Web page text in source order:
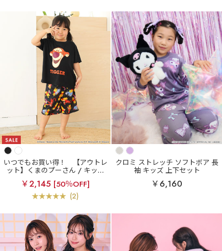
いつでもお買い得！
【アウトレ
ット】くまのプーさん / キッズ
半袖 上下セット
￥2,145 [50％OFF]
(2)
クロミ ストレッチ ソフトボア 長
袖 キッズ 上下セット
￥6,160